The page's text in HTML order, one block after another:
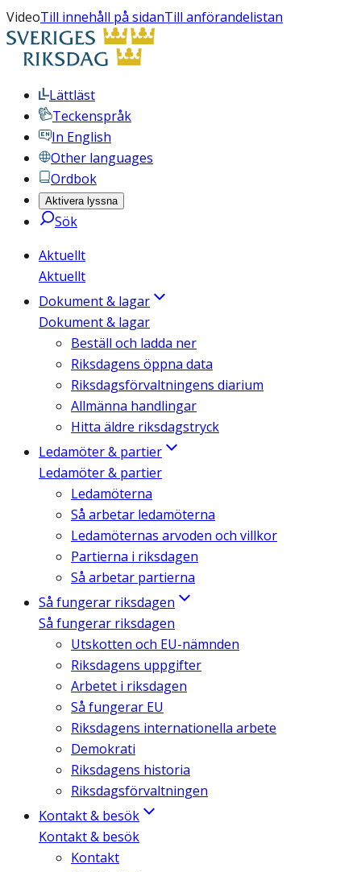
VideoTill innehåll på sidanTill anförandelistan
Lättläst
Teckenspråk
In English
Other languages
Ordbok
Aktivera lyssna
Sök
Aktuellt
Aktuellt
Dokument & lagar
Dokument & lagar
Beställ och ladda ner
Riksdagens öppna data
Riksdagsförvaltningens diarium
Allmänna handlingar
Hitta äldre riksdagstryck
Ledamöter & partier
Ledamöter & partier
Ledamöterna
Så arbetar ledamöterna
Ledamöternas arvoden och villkor
Partierna i riksdagen
Så arbetar partierna
Så fungerar riksdagen
Så fungerar riksdagen
Utskotten och EU-nämnden
Riksdagens uppgifter
Arbetet i riksdagen
Så fungerar EU
Riksdagens internationella arbete
Demokrati
Riksdagens historia
Riksdagsförvaltningen
Kontakt & besök
Kontakt & besök
Kontakt